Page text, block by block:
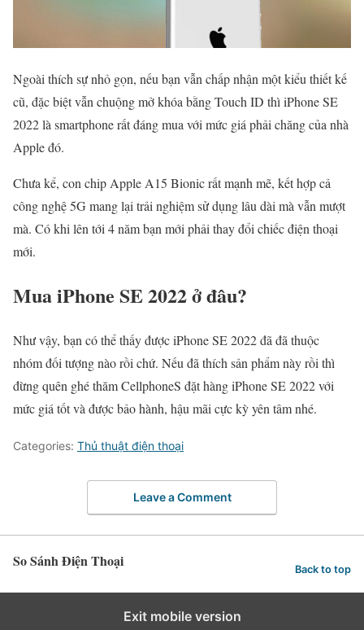
Ngoài thích sự nhỏ gọn, nếu bạn vẫn chấp nhận một kiểu thiết kế
cũ, đặc biệt vẫn chuộng mở khóa bằng Touch ID thì iPhone SE
2022 là smartphone rất đáng mua với mức giá phải chăng của nhà
Apple đó.
Chưa kể, con chip Apple A15 Bionic rất mạnh mẽ, kết hợp cả
công nghệ 5G mang lại trải nghiệm sử dụng lâu dài mà vẫn mượt
mà. Có khi lên tới 4 năm bạn mới phải thay đổi chiếc điện thoại
mới.
Mua iPhone SE 2022 ở đâu?
Như vậy, bạn có thể thấy được iPhone SE 2022 đã đã thuộc
nhóm đối tượng nào rồi chứ. Nếu đã thích sản phẩm này rồi thì
đừng quên ghé thăm CellphoneS đặt hàng iPhone SE 2022 với
mức giá tốt và được bảo hành, hậu mãi cực kỳ yên tâm nhé.
Categories: Thủ thuật điện thoại
Leave a Comment
So Sánh Điện Thoại Back to top
Exit mobile version